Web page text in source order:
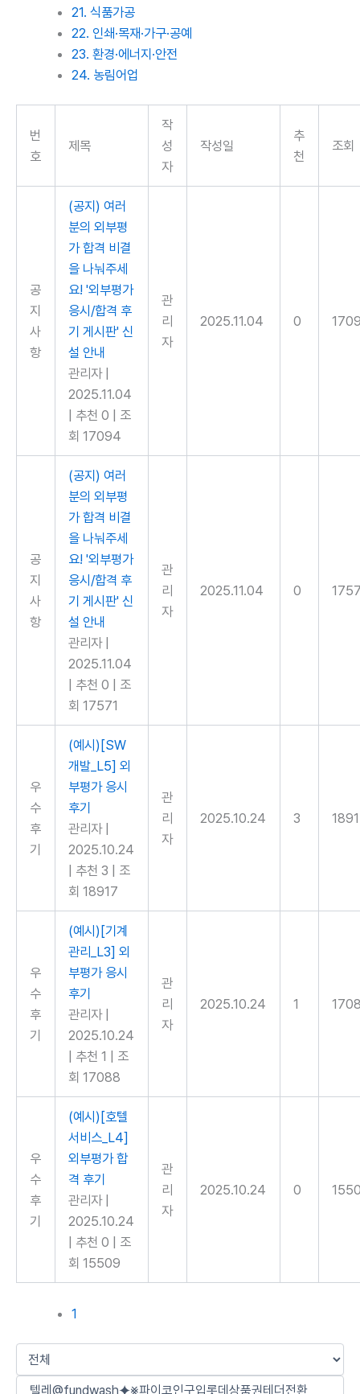
21. 식품가공
22. 인쇄·목재·가구·공예
23. 환경·에너지·안전
24. 농림어업
번
호
제목
작
성
자
작성일
추
천
조회
공
지
사
항
(공지) 여러
분의 외부평
가 합격 비결
을 나눠주세
요! '외부평가
응시/합격 후
기 게시판' 신
설 안내
관리자
2025.11.04
추천 0
조
회 17094
관
리
자
2025.11.04 0
공
지
사
항
(공지) 여러
분의 외부평
가 합격 비결
을 나눠주세
요! '외부평가
응시/합격 후
기 게시판' 신
설 안내
관리자
2025.11.04
추천 0
조
회 17571
관
리
자
2025.11.04 0
우
수
후
기
(예시)[SW
개발_L5] 외
부평가 응시
후기
관리자
2025.10.24
추천 3
조
회 18917
관
리
자
2025.10.24 3
우
수
후
기
(예시)[기계
관리_L3] 외
부평가 응시
후기
관리자
2025.10.24
추천 1
조
회 17088
관
리
자
2025.10.24 1
우
수
후
기
(예시)[호텔
서비스_L4]
외부평가 합
격 후기
관리자
2025.10.24
추천 0
조
회 15509
관
리
자
2025.10.24 0
1